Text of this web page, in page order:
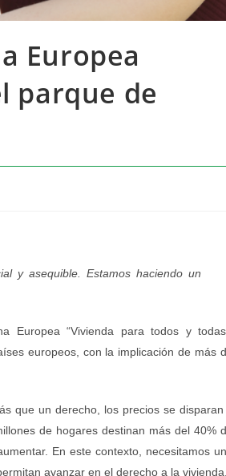
Europea
parque de
y asequible. Estamos haciendo un
Europea “Vivienda para todos y
europeos, con la implicación de más
que un derecho, los precios se
de hogares destinan más del 40%
En este contexto, necesitamos
avanzar en el derecho a la